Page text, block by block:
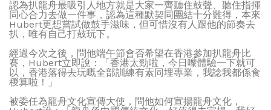
認為扒龍舟最吸引人地方就是大家一齊聽住鼓聲、聽住指揮
同心合力去做一件事，認為這種默契同團結十分難得，本來
Hubert更想嘗試做鼓手滋味，但可惜沒有人跟他的節奏去
扒，唯有自己打鼓玩下。
經過今次之後，問他端午節會否希望在香港參加扒龍舟比
賽，Hubert立即說：「香港太勁啦，今日嚟體驗一下就可
以，香港落得去玩嘅全部訓練有素同埋專業，我諗我都係食
稯算啦！」
被委任為龍舟文化宣傳大使，問他如何宣揚龍舟文化，